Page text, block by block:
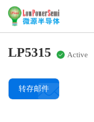
LP5315 Active
转存邮件